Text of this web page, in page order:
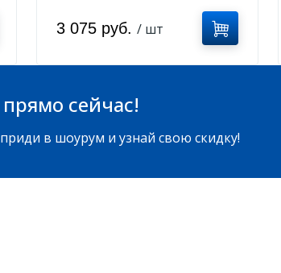
3 075 руб. / шт
сейчас!
в шоурум и узнай свою скидку!